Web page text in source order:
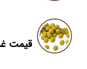
قیمت